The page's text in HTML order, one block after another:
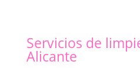
Servicios de
Alicante